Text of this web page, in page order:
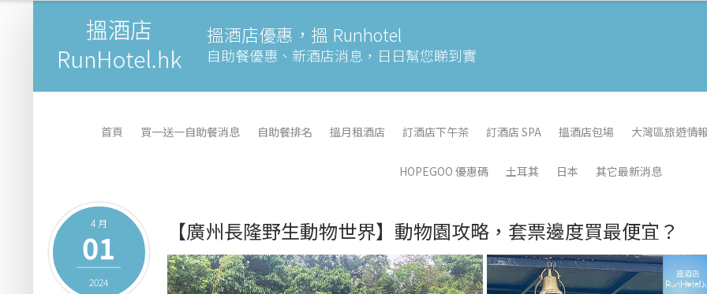
搵酒店優惠，搵 Runhotel
自助餐優惠、新酒店消息， 日日幫您睇到實
首頁 買一送一自助餐消息 自助餐排名 搵月租酒店 訂酒店下午茶 訂酒店 SPA 搵酒店包場 大灣區旅遊情
HOPEGOO 優惠碼 土耳其 日本 其它最新消息
4 月
01
2024
【廣州長隆野生動物世界】動物園攻略，套票邊度買最便宜？